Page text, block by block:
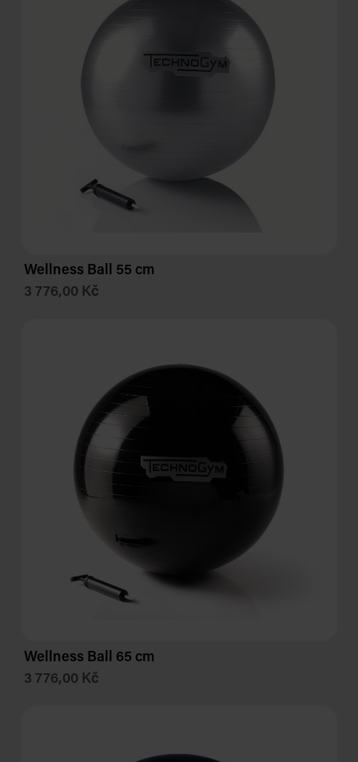
Wellness Ball 55 cm
3 776,00 Kč
Wellness Ball 65 cm
3 776,00 Kč